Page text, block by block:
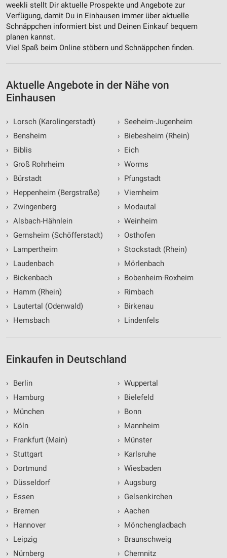
weekli stellt Dir aktuelle Prospekte und Angebote zur
Verfügung, damit Du in Einhausen immer über aktuelle
Schnäppchen informiert bist und Deinen Einkauf bequem
planen kannst.
Viel Spaß beim Online stöbern und Schnäppchen finden.
Aktuelle Angebote in der Nähe von
Einhausen
›
Lorsch (Karolingerstadt)
›
Bensheim
›
Biblis
›
Groß Rohrheim
›
Bürstadt
›
Heppenheim (Bergstraße)
› Zwingenberg
› Alsbach-Hähnlein
›
Gernsheim (Schöfferstadt)
›
Lampertheim
›
Laudenbach
›
Bickenbach
›
Hamm (Rhein)
›
Lautertal (Odenwald)
›
Hemsbach
› Seeheim-Jugenheim
› Biebesheim (Rhein)
› Eich
› Worms
› Pfungstadt
› Viernheim
› Modautal
› Weinheim
› Osthofen
› Stockstadt (Rhein)
› Mörlenbach
› Bobenheim-Roxheim
› Rimbach
› Birkenau
› Lindenfels
Einkaufen in Deutschland
›
Berlin
›
Hamburg
›
München
›
Köln
›
Frankfurt (Main)
› Stuttgart
›
Dortmund
›
Düsseldorf
›
Essen
›
Bremen
›
Hannover
›
Leipzig
›
Nürnberg
› Wuppertal
› Bielefeld
› Bonn
› Mannheim
› Münster
› Karlsruhe
› Wiesbaden
› Augsburg
› Gelsenkirchen
› Aachen
› Mönchengladbach
› Braunschweig
› Chemnitz